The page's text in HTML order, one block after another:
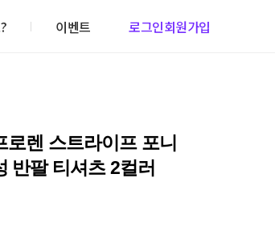
이벤트 로그인회원가입
로렌 스트라이프 포니
반팔 티셔츠 2컬러